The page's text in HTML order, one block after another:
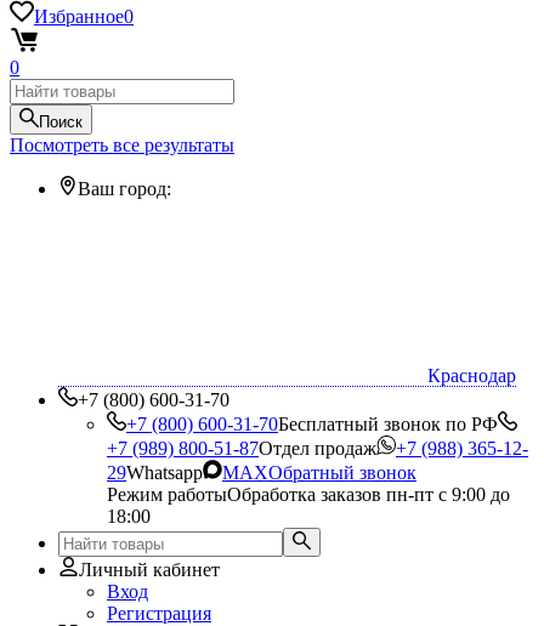
Избранное0
0
Поиск
Посмотреть все результаты
Ваш город:
Краснодар
+7 (800) 600-31-70
+7 (800) 600-31-70Бесплатный звонок по РФ
+7 (989) 800-51-87Отдел продаж
+7 (988) 365-12-
29Whatsapp MAXОбратный звонок
Режим работыОбработка заказов пн-пт с 9:00 до
18:00
Личный кабинет
Вход
Регистрация